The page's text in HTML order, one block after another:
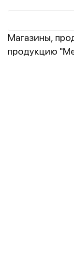
Магазины,
продукцию